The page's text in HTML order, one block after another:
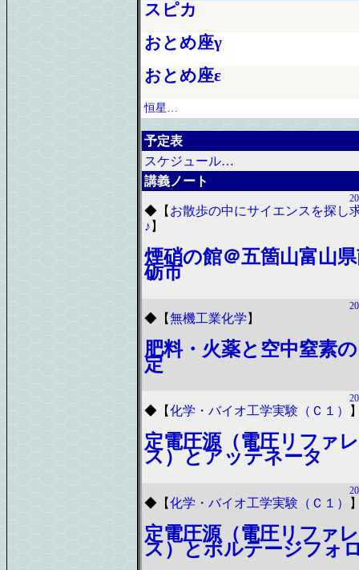
スピカ
おとめ座γ
おとめ座ε
恒星…
予定表
スケジュール…
講義ノート
◆ 【 お散歩の中にサイエンスを探し
♪ 】
煙硝の館＠五箇山富山
砺市
◆ 【無機工業化学 】
肥料・火薬と空中窒素
定
◆ 【化学・バイオ工学実験（Ｃ１）
定電圧源（電圧リファ
ス）とアッテネータ
◆ 【化学・バイオ工学実験（Ｃ１）
定電圧源（電圧リファ
ス）とボルテージフォ